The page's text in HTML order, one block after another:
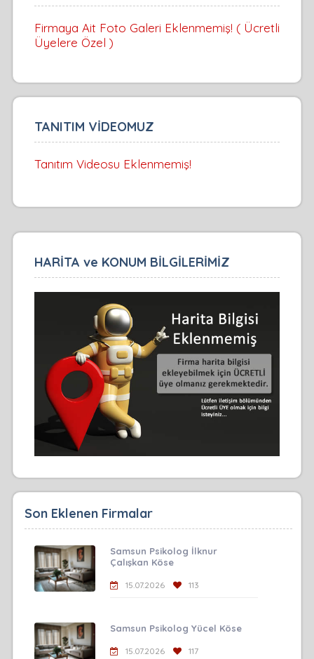
Firmaya Ait Foto Galeri Eklenmemiş! ( Ücretli
Üyelere Özel )
TANITIM VİDEOMUZ
Tanıtım Videosu Eklenmemiş!
HARİTA ve KONUM BİLGİLERİMİZ
Son Eklenen Firmalar
Samsun Psikolog İlknur
Çalışkan Köse
15.07.2026 113
Samsun Psikolog Yücel Köse
15.07.2026 117